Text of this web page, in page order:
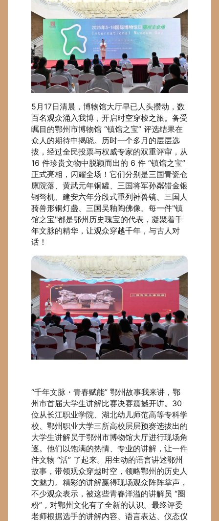
5月17日清晨，博物馆大厅早已人头攒动，数
百名观众涌入我博，开启时空穿梭之旅。备受
瞩目的鄂州市博物馆 “镇馆之宝” 评选结果在
众人的期待中揭晓。历时一个多月的层层选
拔，经过全民投票与权威专家的双重评审，从
16 件珍贵文物中脱颖而出的 6 件 “镇馆之宝”
正式亮相，闪耀全场！它们分别是三国青瓷仓
廪院落、黄武元年铜罐、三国将军孙粼错金银
铜弩机、建安六年分段式重列神兽镜、三国人
骑兽形铜灯盏、三国吴釉陶佛像。每一件"镇
馆之宝"都是鄂州历史瑰宝的代表，凝聚着千
年文脉的精华，让观众穿越千年，与古人对
话！
“千年文脉・青春赋能” 鄂州故事我来讲，鄂
州市首届大学生讲解比赛决赛震撼开讲。30
位从长江职业学院、湖北幼儿师范高等专科学
校、鄂州职业大学三所高校层层预赛选拔出的
大学生讲解员于鄂州市博物馆大厅进行现场角
逐。他们以饱满的热情、专业的讲解，让一件
件文物 “活” 了起来。用生动的语言讲述鄂州
故事，带领观众穿越时空，领略鄂州的历史人
文魅力。精彩的讲解赢得现场观众阵阵掌声，
不少观众表示，被这些青春洋溢的讲解员 “圈
粉”，对鄂州文化有了全新的认识。最终评委
老师根据选手的讲解内容、语言表达、仪态仪